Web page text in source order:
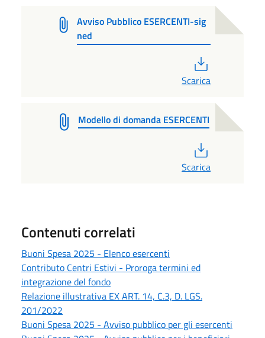
Avviso Pubblico ESERCENTI-sig
ned
Scarica
Modello di domanda ESERCENTI
Scarica
Contenuti correlati
Buoni Spesa 2025 - Elenco esercenti
Contributo Centri Estivi - Proroga termini ed
integrazione del fondo
Relazione illustrativa EX ART. 14, C.3, D. LGS.
201/2022
Buoni Spesa 2025 - Avviso pubblico per gli esercenti